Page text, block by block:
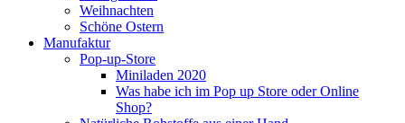
Weihnachten
Schöne Ostern
Manufaktur
Pop-up-Store
Miniladen 2020
Was habe ich im Pop up Store oder Online
Shop?